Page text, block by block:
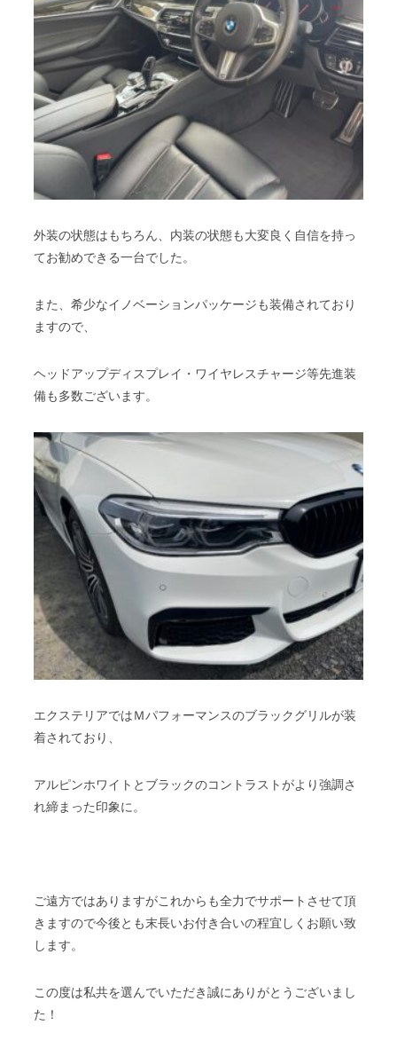
外装の状態はもちろん、内装の状態も大変良く自信を持っ
てお勧めできる一台でした。
また、希少なイノベーションパッケージも装備されており
ますので、
ヘッドアップディスプレイ・ワイヤレスチャージ等先進装
備も多数ございます。
エクステリアではＭパフォーマンスのブラックグリルが装
着されており、
アルピンホワイトとブラックのコントラストがより強調さ
れ締まった印象に。
ご遠方ではありますがこれからも全力でサポートさせて頂
きますので今後とも末長いお付き合いの程宜しくお願い致
します。
この度は私共を選んでいただき誠にありがとうございまし
た！